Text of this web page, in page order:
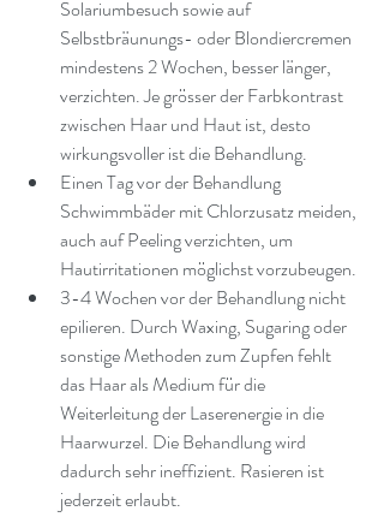
Solariumbesuch sowie auf
Selbstbräunungs- oder Blondiercremen
mindestens 2 Wochen, besser länger,
verzichten. Je grösser der Farbkontrast
zwischen Haar und Haut ist, desto
wirkungsvoller ist die Behandlung.
Einen Tag vor der Behandlung
Schwimmbäder mit Chlorzusatz meiden,
auch auf Peeling verzichten, um
Hautirritationen möglichst vorzubeugen.
3-4 Wochen vor der Behandlung nicht
epilieren. Durch Waxing, Sugaring oder
sonstige Methoden zum Zupfen fehlt
das Haar als Medium für die
Weiterleitung der Laserenergie in die
Haarwurzel. Die Behandlung wird
dadurch sehr ineffizient. Rasieren ist
jederzeit erlaubt.